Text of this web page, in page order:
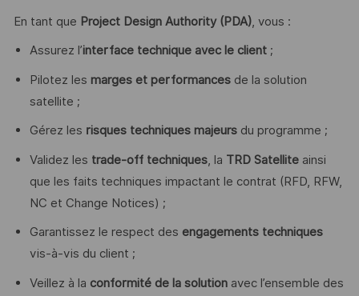
En tant que Project Design Authority (PDA), vous :
Assurez l’interface technique avec le client;
Pilotez les marges et performancesde la solution
satellite ;
Gérez les risques techniques majeursdu programme ;
Validez les trade-off techniques, la TRD Satelliteainsi
que les faits techniques impactant le contrat (RFD, RFW,
NC et Change Notices) ;
Garantissez le respect des engagements techniques
vis-à-vis du client ;
Veillez à la conformité de la solutionavec l’ensemble des